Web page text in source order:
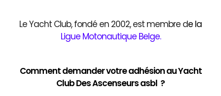
Le Yacht Club, fondé en 2002, est membre de la
Ligue Motonautique Belge.
Comment demander votre adhésion au Yacht
Club Des Ascenseurs asbl ?